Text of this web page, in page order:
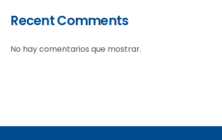
Recent Comments
No hay comentarios que mostrar.